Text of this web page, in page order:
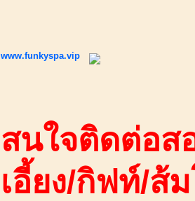
www.funkyspa.vip
สนใจติดต่อส
เอี้ยง/กิฟท์/ส้